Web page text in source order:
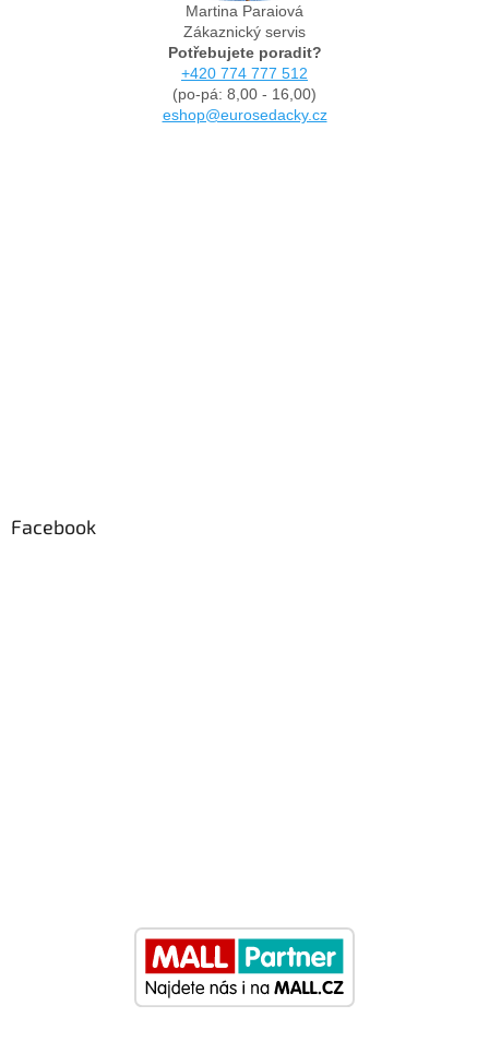
Martina Paraiová
Zákaznický servis
Potřebujete poradit?
+420 774 777 512
(po-pá: 8,00 - 16,00)
eshop@eurosedacky.cz
Facebook